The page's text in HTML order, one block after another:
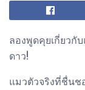
ลองพูดคุยเกี่ยว
ดาว!
แมวตัวจริงที่ชื่นช